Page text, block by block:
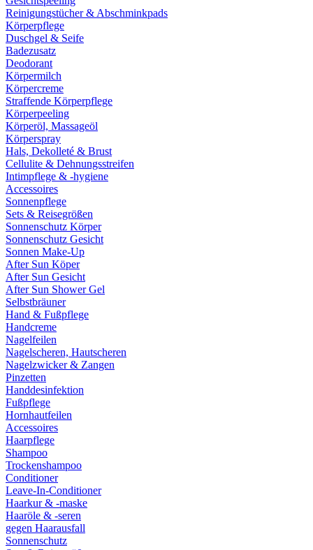
Reinigungstücher & Abschminkpads
Körperpflege
Duschgel & Seife
Badezusatz
Deodorant
Körpermilch
Körpercreme
Straffende Körperpflege
Körperpeeling
Körperöl, Massageöl
Körperspray
Hals, Dekolleté & Brust
Cellulite & Dehnungsstreifen
Intimpflege & -hygiene
Accessoires
Sonnenpflege
Sets & Reisegrößen
Sonnenschutz Körper
Sonnenschutz Gesicht
Sonnen Make-Up
After Sun Köper
After Sun Gesicht
After Sun Shower Gel
Selbstbräuner
Hand & Fußpflege
Handcreme
Nagelfeilen
Nagelscheren, Hautscheren
Nagelzwicker & Zangen
Pinzetten
Handdesinfektion
Fußpflege
Hornhautfeilen
Accessoires
Haarpflege
Shampoo
Trockenshampoo
Conditioner
Leave-In-Conditioner
Haarkur & -maske
Haaröle & -seren
gegen Haarausfall
Sonnenschutz